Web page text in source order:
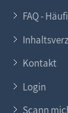
FAQ -
Kontakt
Login
Scann